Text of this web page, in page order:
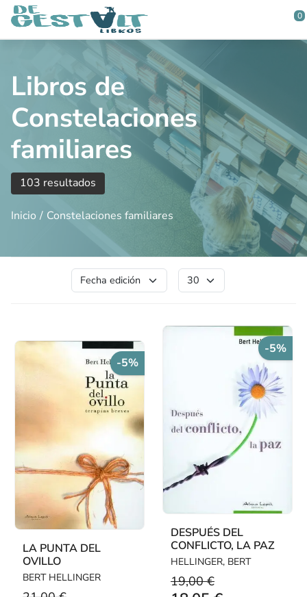
Saltar al contenido principal
0
Libros de
Constelaciones
familiares
103 resultados
Inicio Constelaciones familiares
-5%
LA PUNTA DEL
OVILLO
BERT HELLINGER
-5%
DESPUÉS DEL
CONFLICTO, LA PAZ
HELLINGER, BERT
19,00 €